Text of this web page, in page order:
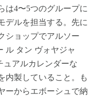
は4〜5つのグループに
デルを担当する。先に
ショップでアルソー
ル タン ヴォヤジャ
ュアルカレンダーな
内製していること。も
ーからエボーシュで納